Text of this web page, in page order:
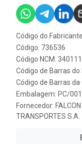
Código do
Código: 736536
Código NCM:
Código de Barras
Código de Barras
Embalagem: PC/
Fornecedor:
TRANSPORTES S.A.